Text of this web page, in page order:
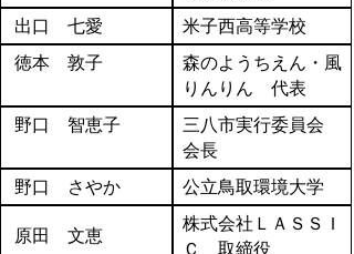
出口 七愛
米子西高等学校
徳本 敦子
森のようちえん・風
りんりん 代表
野口 智恵子
三八市実行委員会
会長
野口 さやか
公立鳥取環境大学
原田 文恵
株式会社ＬＡＳＳＩ
Ｃ 取締役